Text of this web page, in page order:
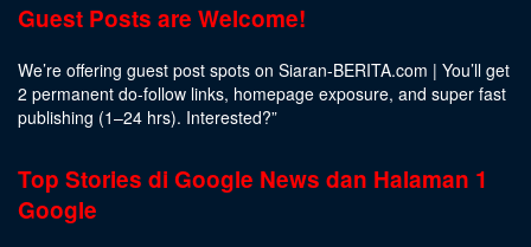
Guest Posts are Welcome!
We’re offering guest post spots on Siaran-BERITA.com | You’ll get
2 permanent do-follow links, homepage exposure, and super fast
publishing (1–24 hrs). Interested?”
Top Stories di Google News dan Halaman 1
Google